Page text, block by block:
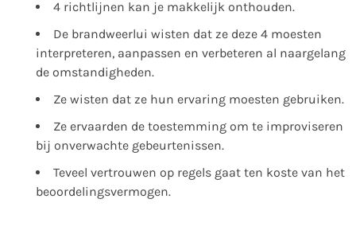
4 richtlijnen kan je makkelijk onthouden.
De brandweerlui wisten dat ze deze 4 moesten
interpreteren, aanpassen en verbeteren al naargelang
de omstandigheden.
Ze wisten dat ze hun ervaring moesten gebruiken.
Ze ervaarden de toestemming om te improviseren
bij onverwachte gebeurtenissen.
Teveel vertrouwen op regels gaat ten koste van het
beoordelingsvermogen.